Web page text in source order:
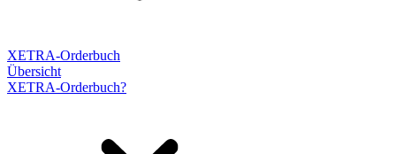
XETRA-Orderbuch
Übersicht
XETRA-Orderbuch?